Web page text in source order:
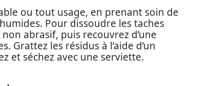
ou tout usage, en prenant soin de
Pour dissoudre les taches
abrasif, puis recouvrez d’une
les résidus à l’aide d’un
et séchez avec une serviette.